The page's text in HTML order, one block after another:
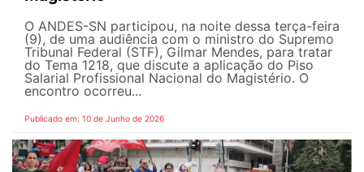
O ANDES-SN participou, na noite dessa terça-feira
(9), de uma audiência com o ministro do Supremo
Tribunal Federal (STF), Gilmar Mendes, para tratar
do Tema 1218, que discute a aplicação do Piso
Salarial Profissional Nacional do Magistério. O
encontro ocorreu...
Publicado em: 10 de Junho de 2026